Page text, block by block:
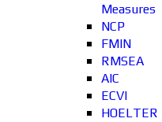
Measures
NCP
FMIN
RMSEA
AIC
ECVI
HOELTER